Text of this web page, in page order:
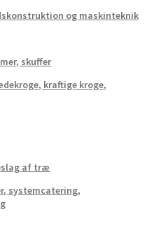
og maskinteknik
skuffer
kraftige kroge,
af træ
systemcatering,